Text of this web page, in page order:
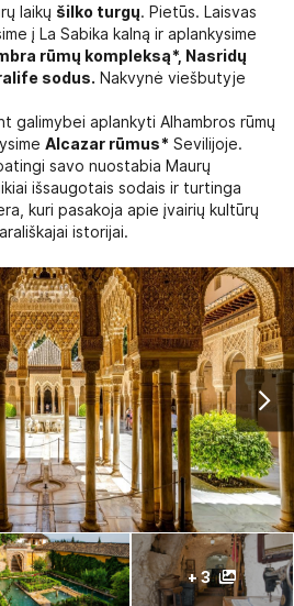
laikų šilko turgų. Pietūs. Laisvas
į La Sabika kalną ir aplankysime
rūmų kompleksą*, Nasridų
sodus. Nakvynė viešbutyje
galimybei aplankyti Alhambros rūmų
Alcazar rūmus* Sevilijoje.
savo nuostabia Maurų
išsaugotais sodais ir turtinga
kuri pasakoja apie įvairių kultūrų
istorijai.
+ 3